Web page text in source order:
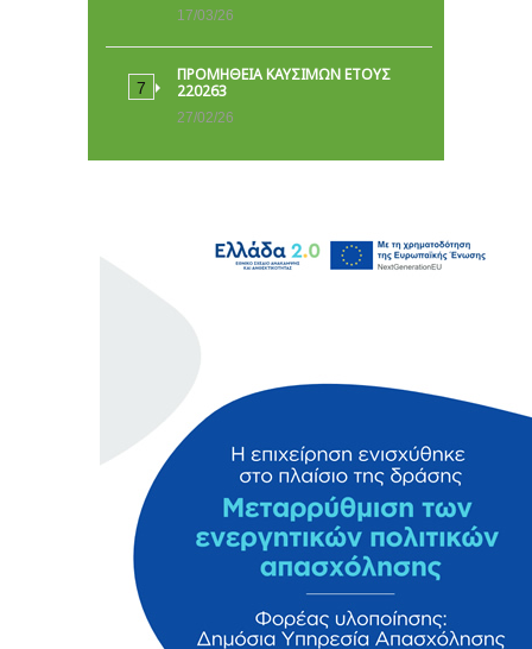
17/03/26
ΠΡΟΜΗΘΕΙΑ ΚΑΥΣΙΜΩΝ ΕΤΟΥΣ
220263
27/02/26